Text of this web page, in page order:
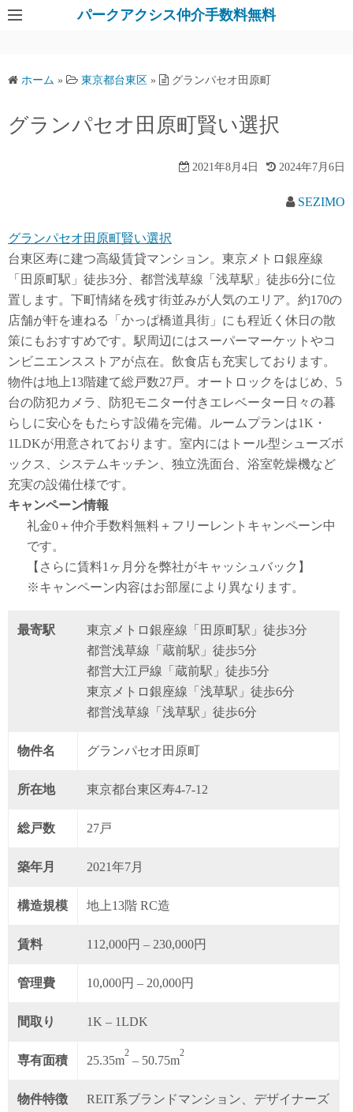
パークアクシス仲介手数料無料
ホーム » 東京都台東区 » グランパセオ田原町
グランパセオ田原町賢い選択
2021年8月4日 2024年7月6日
SEZIMO
グランパセオ田原町賢い選択
台東区寿に建つ高級賃貸マンション。東京メトロ銀座線
「田原町駅」徒歩3分、都営浅草線「浅草駅」徒歩6分に位
置します。下町情緒を残す街並みが人気のエリア。約170の
店舗が軒を連ねる「かっぱ橋道具街」にも程近く休日の散
策にもおすすめです。駅周辺にはスーパーマーケットやコ
ンビニエンスストアが点在。飲食店も充実しております。
物件は地上13階建て総戸数27戸。オートロックをはじめ、5
台の防犯カメラ、防犯モニター付きエレベーター日々の暮
らしに安心をもたらす設備を完備。ルームプランは1K・
1LDKが用意されております。室内にはトール型シューズボ
ックス、システムキッチン、独立洗面台、浴室乾燥機など
充実の設備仕様です。
キャンペーン情報
礼金0 ＋仲介手数料無料 ＋ フリーレント キャンペーン中
です。
【さらに賃料1ヶ月分を弊社がキャッシュバック】
※キャンペーン内容はお部屋により異なります。
最寄駅
東京メトロ銀座線「田原町駅」徒歩3分
都営浅草線「蔵前駅」徒歩5分
都営大江戸線「蔵前駅」徒歩5分
東京メトロ銀座線「浅草駅」徒歩6分
都営浅草線「浅草駅」徒歩6分
物件名 グランパセオ田原町
所在地 東京都台東区寿4-7-12
総戸数 27戸
築年月 2021年7月
構造規模 地上13階 RC造
賃料 112,000円 – 230,000円
管理費 10,000円 – 20,000円
間取り 1K – 1LDK
専有面積 25.35m
2
– 50.75m
2
物件特徴 REIT系ブランドマンション、デザイナーズ